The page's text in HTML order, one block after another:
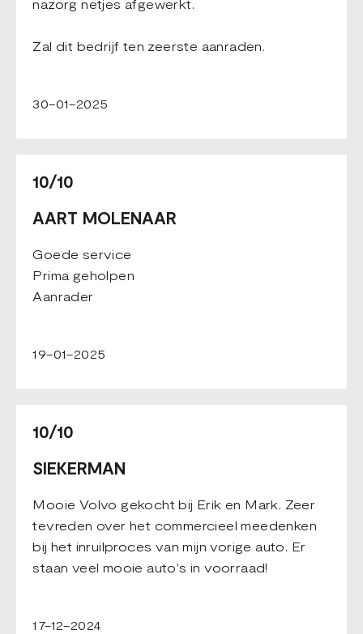
nazorg netjes afgewerkt.
Zal dit bedrijf ten zeerste aanraden.
30-01-2025
10/10
AART MOLENAAR
Goede service
Prima geholpen
Aanrader
19-01-2025
10/10
SIEKERMAN
Mooie Volvo gekocht bij Erik en Mark. Zeer
tevreden over het commercieel meedenken
bij het inruilproces van mijn vorige auto. Er
staan veel mooie auto's in voorraad!
17-12-2024